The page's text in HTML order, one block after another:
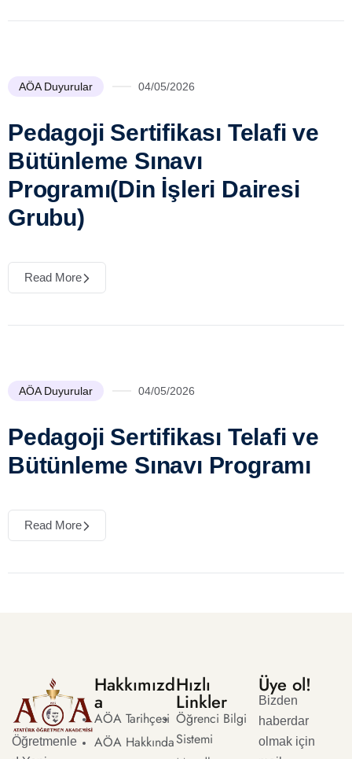
AÖA Duyurular 04/05/2026
Pedagoji Sertifikası Telafi ve
Bütünleme Sınavı
Programı(Din İşleri Dairesi
Grubu)
Read More
AÖA Duyurular 04/05/2026
Pedagoji Sertifikası Telafi ve
Bütünleme Sınavı Programı
Read More
Öğretmenle
Hakkımızd
a
AÖA Tarihçesi
AÖA Hakkında
Hızlı
Linkler
Öğrenci Bilgi
Sistemi
Üye ol!
Bizden
haberdar
olmak için